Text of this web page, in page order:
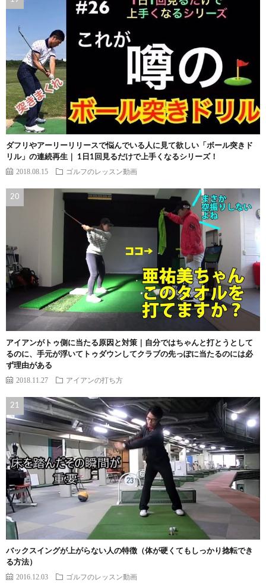
ダフリやアーリーリリースで悩んでいる人に見て欲しい「ボール突きド
リル」の連続再生｜ 1日1回見るだけで上手くなるシリーズ！
2018.08.15 ゴルフのレッスン動画
アイアンがトゥ側に当たる原因と対策｜自分ではちゃんと打とうとして
るのに、手元が浮いてトゥダウンしてクラブの先っぽに当たるのには必
ず理由がある
2018.11.27 アイアンの打ち方
バックスイングが上がらない人の特徴（体が硬くてもしっかり捻転でき
る方法）
2016.12.03 ゴルフのレッスン動画